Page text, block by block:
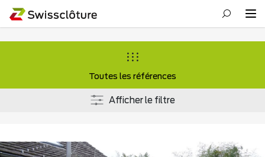
Toutes les références
Afficher le filtre